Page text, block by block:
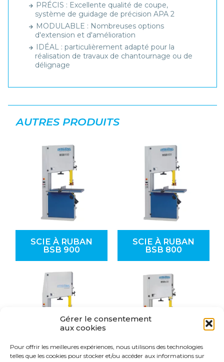
Gérer le consentement
aux cookies
Pour offrir les meilleures expériences, nous utilisons des technologies
telles que les cookies pour stocker et/ou accéder aux informations sur
PRÉCIS : Excellente qualité de coupe,
système de guidage de précision APA 2
MODULABLE : Nombreuses options
d'extension et d'amélioration
IDÉAL : particulièrement adapté pour la
réalisation de travaux de chantournage ou de
délignage
AUTRES PRODUITS
SCIE À RUBAN
BSB 900
SCIE À RUBAN
BSB 800